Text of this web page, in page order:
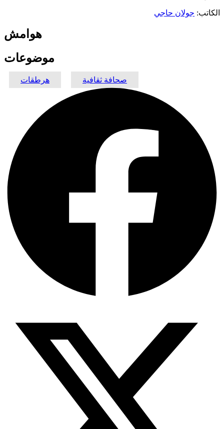
الكاتب: جولان حاجي
هوامش
موضوعات
صحافة ثقافية هرطقات